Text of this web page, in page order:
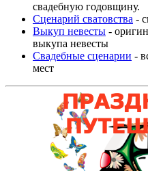
свадебную годовщину.
Сценарий сватовства -
Выкуп невесты -
выкупа невесты
Свадебные сценарии -
мест